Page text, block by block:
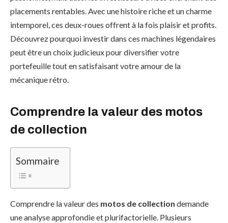
placements rentables. Avec une histoire riche et un charme
intemporel, ces deux-roues offrent à la fois plaisir et profits.
Découvrez pourquoi investir dans ces machines légendaires
peut être un choix judicieux pour diversifier votre
portefeuille tout en satisfaisant votre amour de la
mécanique rétro.
Comprendre la valeur des motos
de collection
Sommaire
Comprendre la valeur des motos de collection demande
une analyse approfondie et plurifactorielle. Plusieurs